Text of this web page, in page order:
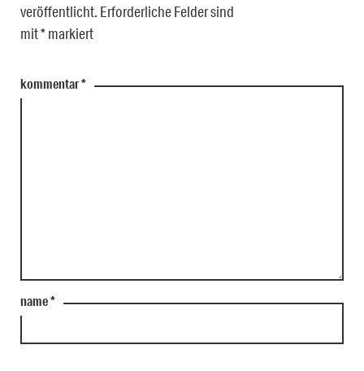
veröffentlicht. Erforderliche Felder sind
mit*markiert
kommentar*
name*